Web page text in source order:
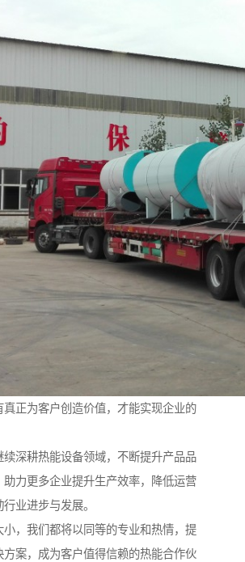
真正为客户创造价值，才能实现企业的
续深耕热能设备领域，不断提升产品品
助力更多企业提升生产效率，降低运营
业进步与发展。
小，我们都将以同等的专业和热情，提
方案，成为客户值得信赖的热能合作伙